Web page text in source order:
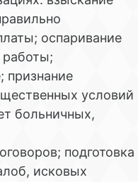
оспаривание
работы;
признание
условий
больничных,
подготовка
исковых